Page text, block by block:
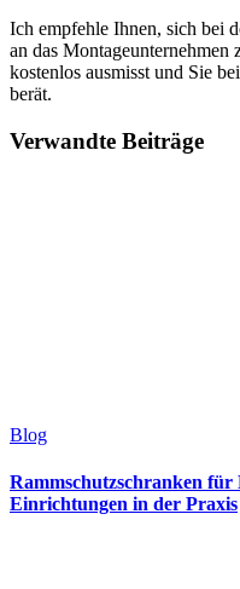
Ich empfehle Ihnen, sich bei
an das Montageunternehmen
kostenlos ausmisst und Sie
berät.
Verwandte Beiträge
Blog
Rammschutzschranken für
Einrichtungen in der Praxis